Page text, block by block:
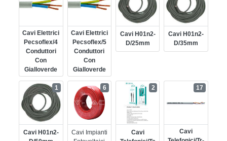
Cavi Elettrici
Pecsoflex/4
Conduttori
Con
Gialloverde
Cavi Elettrici
Pecsoflex/5
Conduttori
Con
Gialloverde
Cavi H01n2-
D/25mm
Cavi H01n2-
D/35mm
Cavi H01n2-
1
Cavi Impianti
6
Cavi
2
Cavi
17